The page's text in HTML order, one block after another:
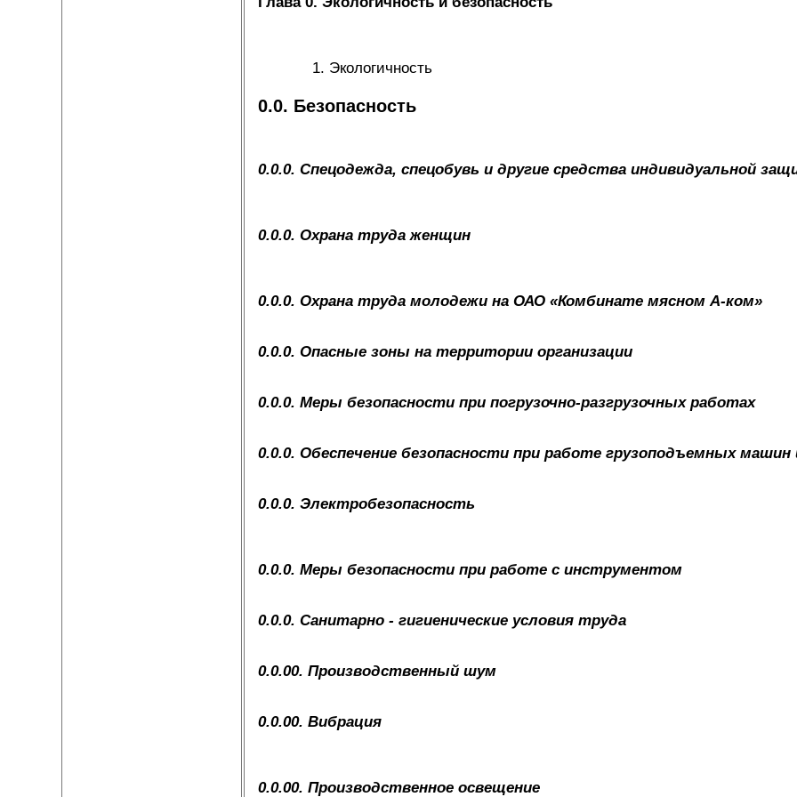
Экологичность
0.0. Безопасность
0.0.0. Спецодежда, спецобувь и другие средства индивидуальной
0.0.0. Охрана труда женщин
0.0.0. Охрана труда молодежи на ОАО «Комбинате мясном А-ком»
0.0.0. Опасные зоны на территории организации
0.0.0. Меры безопасности при погрузочно-разгрузочных работах
0.0.0. Обеспечение безопасности при работе грузоподъемных машин
0.0.0. Электробезопасность
0.0.0. Меры безопасности при работе с инструментом
0.0.0. Санитарно - гигиенические условия труда
0.0.00. Производственный шум
0.0.00. Вибрация
0.0.00. Производственное освещение